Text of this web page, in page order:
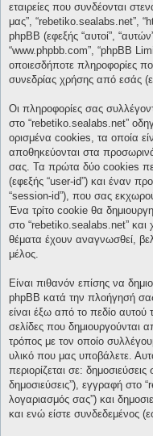
εταιρείες που συνδέονται
μας”, “rebetiko.sealabs.net”,
phpBB (εφεξής “αυτοί”,
“www.phpbb.com”, “phpBB
οποιεσδήποτε πληροφορίες
συνεδρίας χρήσης από εσάς
Οι πληροφορίες σας
στο “rebetiko.sealabs.net”
ορισμένα cookies, τα οποία
αποθηκεύονται στα
σας. Τα πρώτα δύο cookies
(εφεξής “user-id”) και έναν
“session-id”), που σας
Ένα τρίτο cookie θα
στο “rebetiko.sealabs.net” και
θέματα έχουν αναγνωσθεί,
μέλος.
Είναι πιθανόν επίσης να
phpBB κατά την πλοήγησή
είναι έξω από το πεδίο αυτού
σελίδες που δημιουργούνται
τρόπος με τον οποίο
υλικό που μας υποβάλετε.
περιορίζεται σε:
δημοσιεύσεις”), εγγραφή στο
λογαριασμός σας”) και
και ενώ είστε συνδεδεμένος